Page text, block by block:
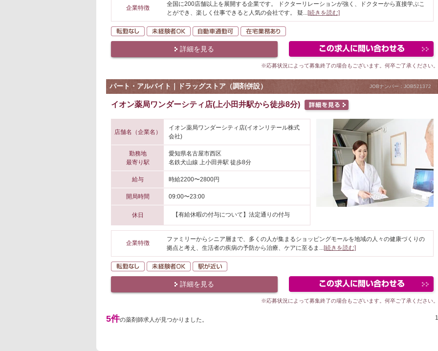
企業特徴
全国に200店舗以上を展開する企業です。 ドクターリレーションが強く、ドクターから直接学ぶこ
とができ、楽しく仕事できると人気の会社です。 疑...[続きを読む]
転勤なし 未経験者OK 自動車通勤可
詳細を見る
※応募状況によって募集終了の場合もございます。何卒ご了承ください。
パート・アルバイト｜ドラッグストア（調剤併設） JOBナンバー：JOB521372
イオン薬局ワンダーシティ店(上小田井駅から徒歩8分)
店舗名（企業名）
イオン薬局ワンダーシティ店(イオンリテール株式
会社)
勤務地
最寄り駅
愛知県名古屋市西区
名鉄犬山線 上小田井駅 徒歩8分
給与 時給2200〜2800円
開局時間 09:00〜23:00
休日 【有給休暇の付与について】法定通りの付与
企業特徴
ファミリーからシニア層まで、多くの人が集まるショッピングモールを地域の人々の健康づくりの
拠点と考え、生活者の疾病の予防から治療、ケアに至るま ...[続きを読む]
転勤なし 未経験者OK
詳細を見る
※応募状況によって募集終了の場合もございます。何卒ご了承ください。
5件の薬剤師求人が見つかりました。 1